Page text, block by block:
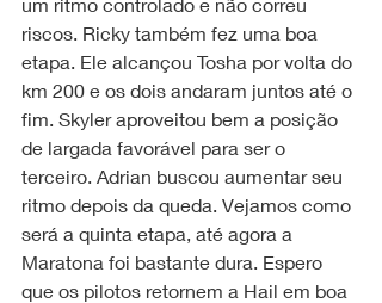
riscos. Ricky também fez uma boa
etapa. Ele alcançou Tosha por volta do
km 200 e os dois andaram juntos até o
fim. Skyler aproveitou bem a posição
de largada favorável para ser o
terceiro. Adrian buscou aumentar seu
ritmo depois da queda. Vejamos como
será a quinta etapa, até agora a
Maratona foi bastante dura. Espero
que os pilotos retornem a Hail em boa